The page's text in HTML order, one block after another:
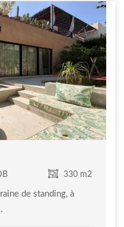
330 m2
de standing, à